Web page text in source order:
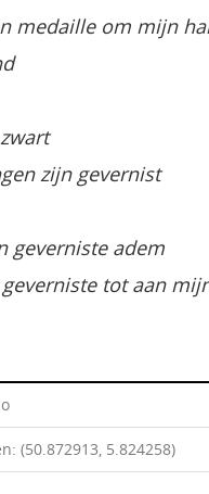
medaille om mijn
zijn gevernist
geverniste adem
tot aan
(50.872913, 5.824258)